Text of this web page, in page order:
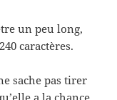
un peu long,
caractères.
sache pas tirer
a la chance